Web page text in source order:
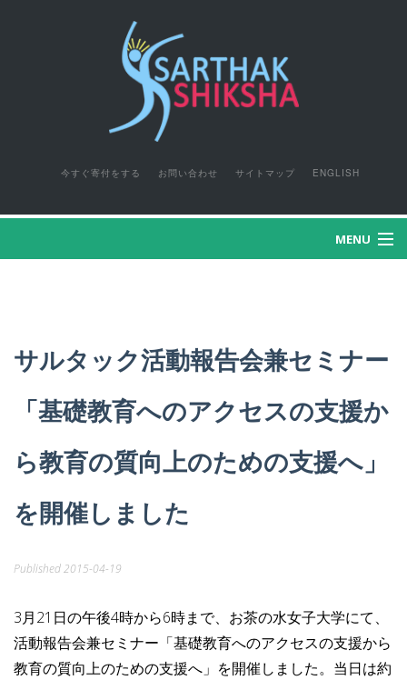
今すぐ寄付をする お問い合わせ サイトマップ ENGLISH
MENU
私たちにできること
国際教育開発を知る
サルタック活動報告会兼セミナー
「基礎教育へのアクセスの支援か
ら教育の質向上のための支援へ」
を開催しました
Published2015-04-19
3月21日の午後4時から6時まで、お茶の水女子大学にて、
活動報告会兼セミナー「基礎教育へのアクセスの支援から
教育の質向上のための支援へ」を開催しました。当日は約